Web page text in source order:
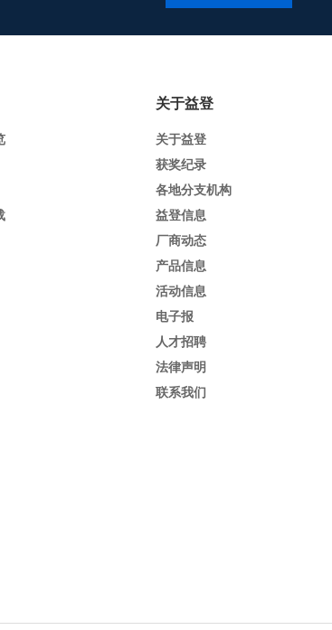
关于益登
关于益登
获奖纪录
各地分支机构
益登信息
厂商动态
产品信息
活动信息
电子报
人才招聘
法律声明
联系我们